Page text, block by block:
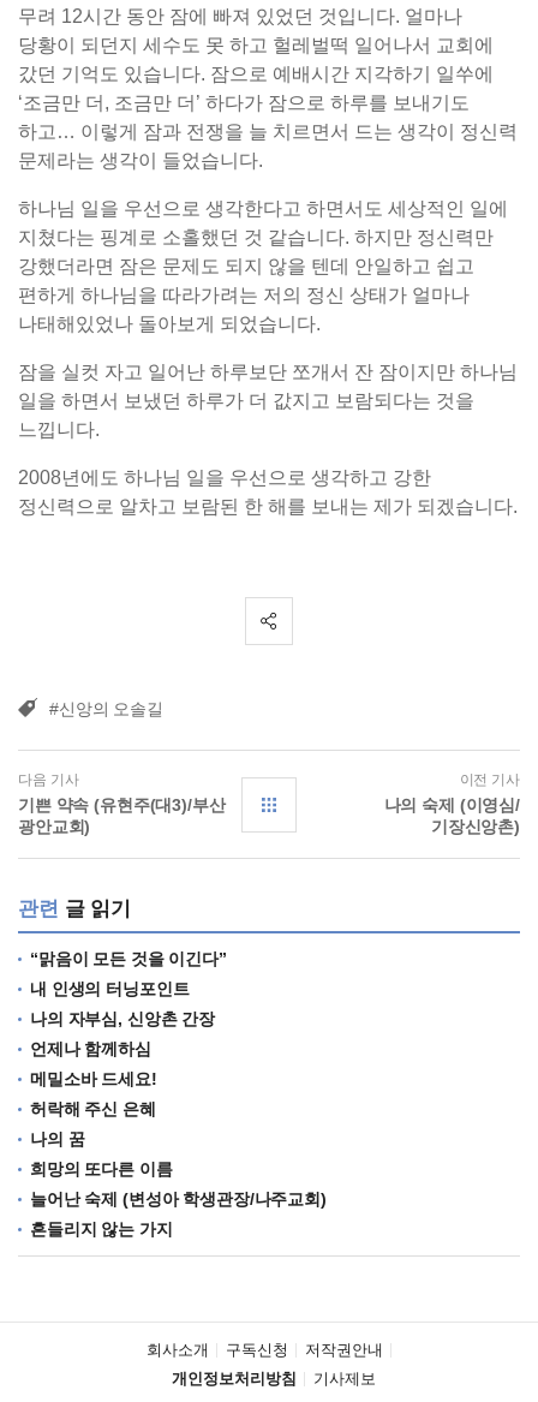
무려 12시간 동안 잠에 빠져 있었던 것입니다. 얼마나
당황이 되던지 세수도 못 하고 헐레벌떡 일어나서 교회에
갔던 기억도 있습니다. 잠으로 예배시간 지각하기 일쑤에
‘조금만 더, 조금만 더’ 하다가 잠으로 하루를 보내기도
하고… 이렇게 잠과 전쟁을 늘 치르면서 드는 생각이 정신력
문제라는 생각이 들었습니다.
하나님 일을 우선으로 생각한다고 하면서도 세상적인 일에
지쳤다는 핑계로 소홀했던 것 같습니다. 하지만 정신력만
강했더라면 잠은 문제도 되지 않을 텐데 안일하고 쉽고
편하게 하나님을 따라가려는 저의 정신 상태가 얼마나
나태해있었나 돌아보게 되었습니다.
잠을 실컷 자고 일어난 하루보단 쪼개서 잔 잠이지만 하나님
일을 하면서 보냈던 하루가 더 값지고 보람되다는 것을
느낍니다.
2008년에도 하나님 일을 우선으로 생각하고 강한
정신력으로 알차고 보람된 한 해를 보내는 제가 되겠습니다.
#신앙의 오솔길
다음 기사
기쁜 약속 (유현주(대3)/부산
광안교회)
이전 기사
나의 숙제 (이영심/
기장신앙촌)
관련 글 읽기
“맑음이 모든 것을 이긴다”
내 인생의 터닝포인트
나의 자부심, 신앙촌 간장
언제나 함께하심
메밀소바 드세요!
허락해 주신 은혜
나의 꿈
희망의 또다른 이름
늘어난 숙제 (변성아 학생관장/나주교회)
흔들리지 않는 가지
회사소개 구독신청
저작권안내
개인정보처리방침
기사제보